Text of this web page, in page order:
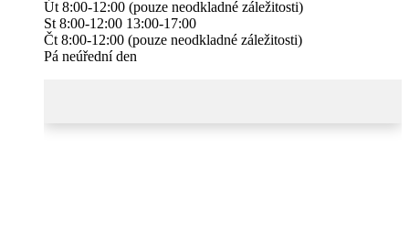
Út 8:00-12:00 (pouze neodkladné záležitosti)
St 8:00-12:00 13:00-17:00
Čt 8:00-12:00 (pouze neodkladné záležitosti)
Pá neúřední den